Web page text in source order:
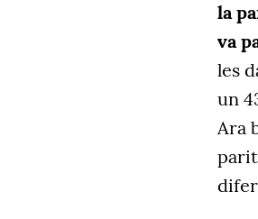
la
va
les
un
Ara